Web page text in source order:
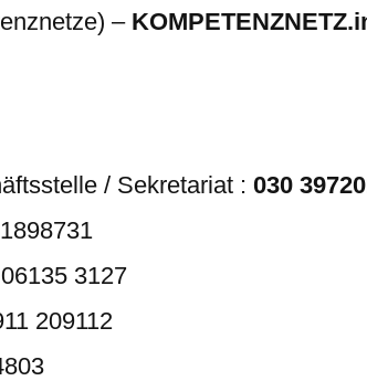
–
/ Sekretariat :030
3127
209112